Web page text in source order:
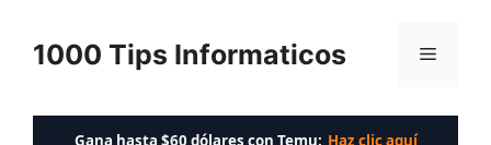
contenido
1000 Tips Informaticos Menú
Gana hasta $60 dólares con Temu: Haz clic aquí